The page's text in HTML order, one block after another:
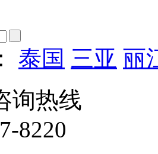
泰国 三亚 丽
询热线
8220